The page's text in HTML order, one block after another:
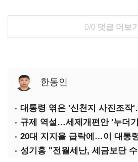
0/0 댓글 더보기
한동인
규제 역설…세제개편안 '누더
20대 지지율 급락에…이 대통